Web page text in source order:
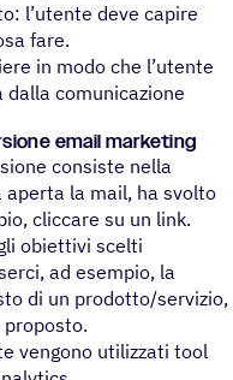
l’utente deve capire
fare.
in modo che l’utente
dalla comunicazione
email marketing
consiste nella
la mail, ha svolto
cliccare su un link.
obiettivi scelti
ad esempio, la
di un prodotto/servizio,
vengono utilizzati tool